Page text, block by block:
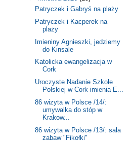
Patryczek i Gabryś na plaży
Patryczek i Kacperek na
plaży
Imieniny Agnieszki, jedziemy
do Kinsale
Katolicka ewangelizacja w
Cork
Uroczyste Nadanie Szkole
Polskiej w Cork imienia E...
86 wizyta w Polsce /14/:
umywalka do stóp w
Krakow...
86 wizyta w Polsce /13/: sala
zabaw "Fikołki"